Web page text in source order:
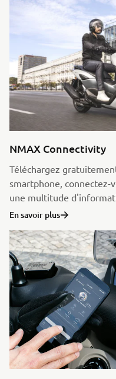
NMAX Connectivity
Téléchargez
smartphone, connectez-
une multitude
En savoir plus